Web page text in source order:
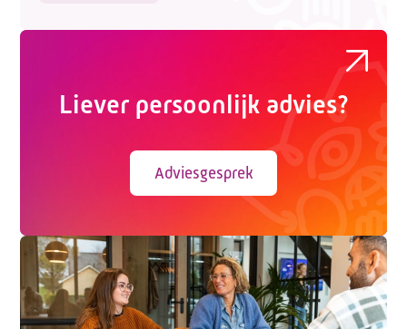
Liever persoonlijk advies?
Adviesgesprek